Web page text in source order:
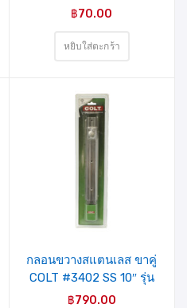
฿70.00
หยิบใส่ตะกร้า
รายการ
สินค้าที่
กลอนขวางสแตนเลส ขาคู่
COLT #3402 SS 10″ รุ่น
แผง
฿790.00